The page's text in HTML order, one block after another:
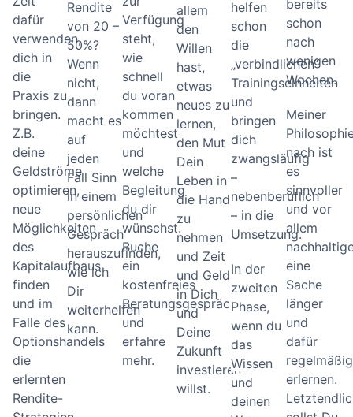
dafür
verwenden,
dich in
die
Praxis zu
bringen.
Z.B.
deine
Geldströme
optimieren,
neue
Möglichkeiten
des
Kapitalaufbaus
finden
und im
Falle des
Optionshandels
die
erlernten
Rendite-
Rendite
von 20 –
50%?
Wenn
nicht,
dann
macht es
auf
jeden
Fall Sinn
in einem
persönlichen
Gespräch
herauszufinden,
wie ich
Dir
weiterhelfen
kann.
Verfügung
steht,
wie
schnell
du voran
kommen
möchtest
und
welche
Begleitung
du dir
wünschst.
Buche
ein
kostenfreies
Beratungsgespräch
und
erfahre
mehr.
allem
den
Willen
hast,
etwas
neues zu
lernen,
den Mut
Dein
Leben in
die Hand
zu
nehmen
und Zeit
und Geld
in Dich
und
Deine
Zukunft
investieren
willst.
helfen
schon
die
„verbindlichen“
Trainingseinheiten
und
bringen
dich
zwangsläufig
–
nebenberuflich
– in die
Umsetzung.
In der
zweiten
Phase,
wenn du
das
Wissen
und
deinen
bereits
schon
nach
wenigen
Wochen.
Meiner
nach ist
es
sinnvoller
und vor
allem
eine
Sache
länger
und
dafür
erlernen.